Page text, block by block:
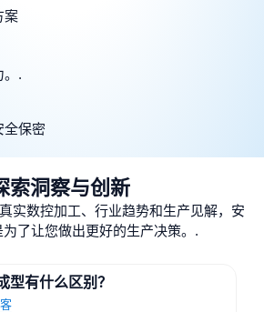
案
。.
全保密
索洞察与创新
实数控加工、行业趋势和生产见解，安
了让您做出更好的生产决策。.
型有什么区别？